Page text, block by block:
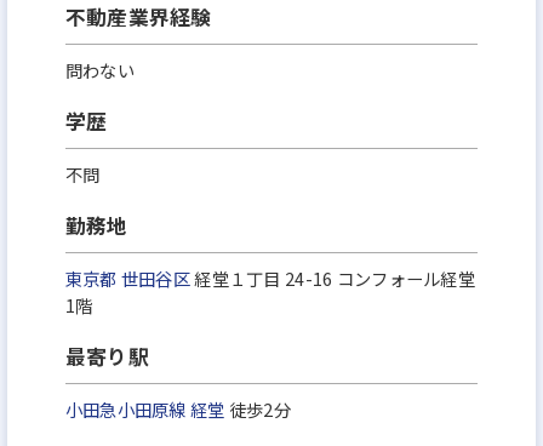
不動産業界経験
問わない
学歴
不問
勤務地
東京都 世田谷区経堂１丁目 24-16 コンフォール経堂
1階
最寄り駅
小田急小田原線経堂 徒歩2分